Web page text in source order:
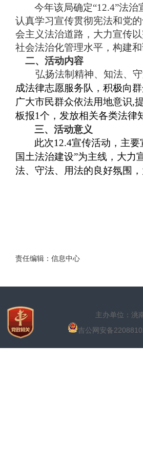
今年该局确定“12.4”法
认真学习宣传贯彻宪法和党
会主义法治道路，大力宣传
社会法治化管理水平，构
二、活动内容
弘扬法制精神、知法、
成法律志愿服务队，积极向
广大市民群众依法用地意识,
板报1个，发放相关各类法律
三、活动意义
此次12.4宣传活动，主
国土法治建设”为主线，大
法、守法、用法的良好氛围
责任编辑：信息中心
主办单位：
吉公网安备